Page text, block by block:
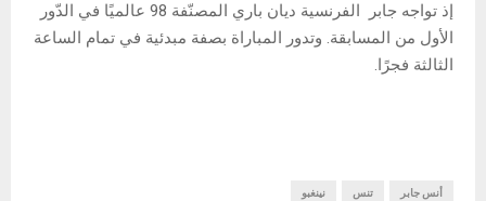
إذ تواجه جابر الفرنسية ديان باري المصنّفة 98 عالميًا في الدّور
الأول من المسابقة. وتدور المباراة بصفة مبدئية في تمام الساعة
الثالثة فجرًا.
أنس جابر تنس نينغبو